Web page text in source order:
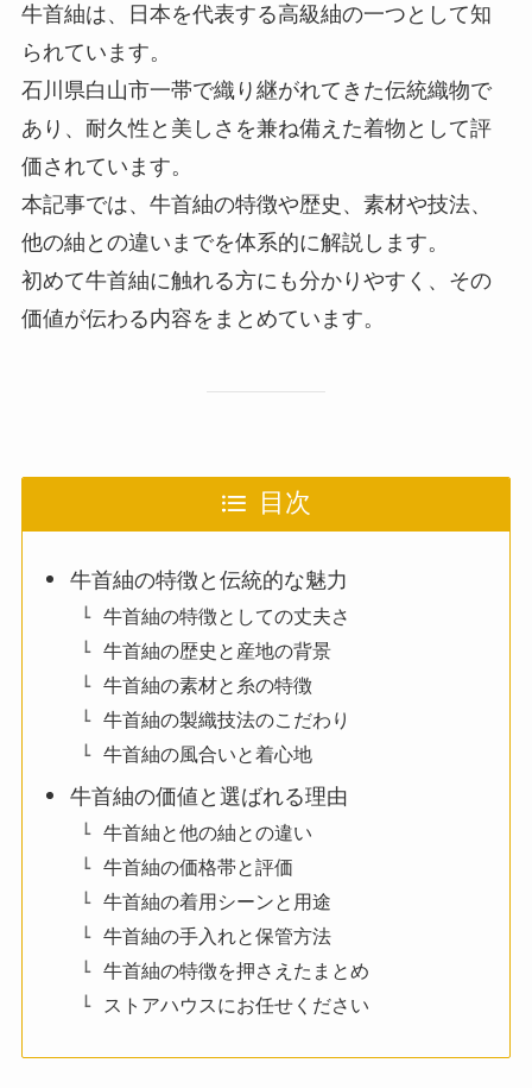
牛首紬は、日本を代表する高級紬の一つとして知
られています。
石川県白山市一帯で織り継がれてきた伝統織物で
あり、耐久性と美しさを兼ね備えた着物として評
価されています。
本記事では、牛首紬の特徴や歴史、素材や技法、
他の紬との違いまでを体系的に解説します。
初めて牛首紬に触れる方にも分かりやすく、その
価値が伝わる内容をまとめています。
目次
牛首紬の特徴と伝統的な魅力
牛首紬の特徴としての丈夫さ
牛首紬の歴史と産地の背景
牛首紬の素材と糸の特徴
牛首紬の製織技法のこだわり
牛首紬の風合いと着心地
牛首紬の価値と選ばれる理由
牛首紬と他の紬との違い
牛首紬の価格帯と評価
牛首紬の着用シーンと用途
牛首紬の手入れと保管方法
牛首紬の特徴を押さえたまとめ
ストアハウスにお任せください